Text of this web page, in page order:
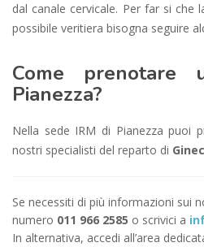
dal canale cervicale. Per far si che
possibile veritiera bisogna seguire
Come prenotare
Pianezza?
Nella sede IRM di Pianezza puoi
nostri specialisti del reparto di
Se necessiti di più informazioni sui
numero 011 966 2585 o scrivici a
In alternativa, accedi all’area